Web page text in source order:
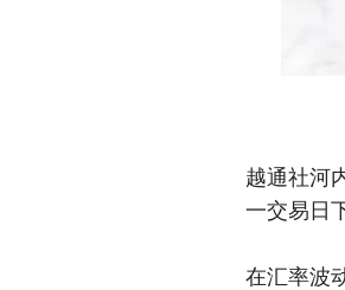
越通社河
一交易日
在汇率波